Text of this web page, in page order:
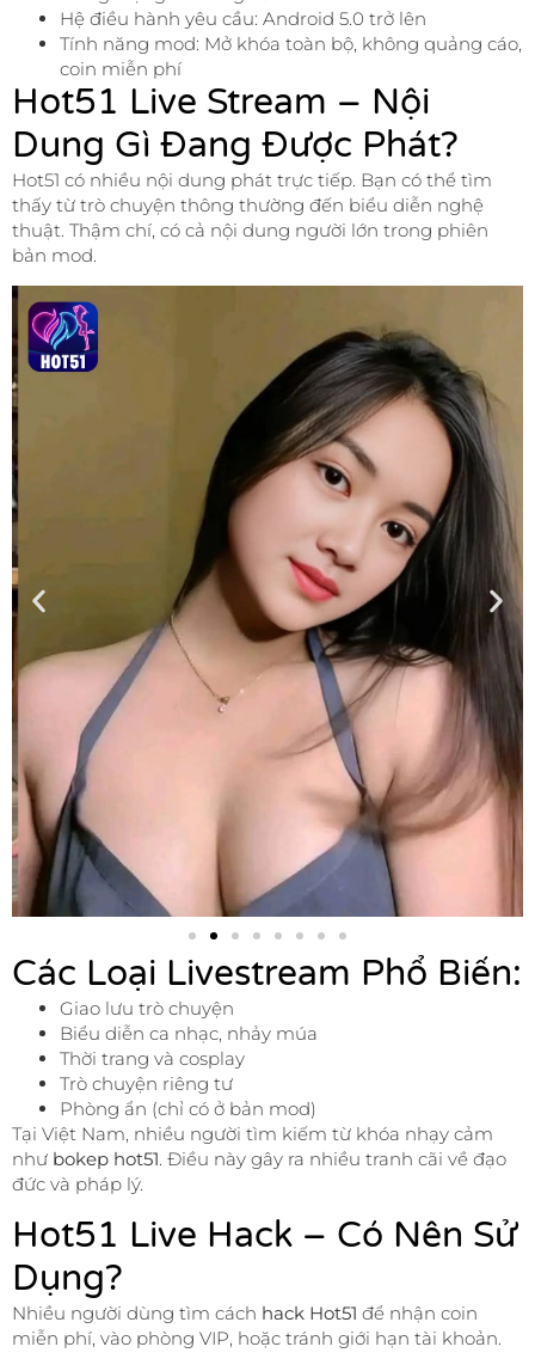
Hệ điều hành yêu cầu: Android 5.0 trở lên
Tính năng mod: Mở khóa toàn bộ, không quảng cáo,
coin miễn phí
Hot51 Live Stream – Nội
Dung Gì Đang Được Phát?
Hot51 có nhiều nội dung phát trực tiếp. Bạn có thể tìm
thấy từ trò chuyện thông thường đến biểu diễn nghệ
thuật. Thậm chí, có cả nội dung người lớn trong phiên
bản mod.
Các Loại Livestream Phổ Biến:
Giao lưu trò chuyện
Biểu diễn ca nhạc, nhảy múa
Thời trang và cosplay
Trò chuyện riêng tư
Phòng ẩn (chỉ có ở bản mod)
Tại Việt Nam, nhiều người tìm kiếm từ khóa nhạy cảm
như bokep hot51. Điều này gây ra nhiều tranh cãi về đạo
đức và pháp lý.
Hot51 Live Hack – Có Nên Sử
Dụng?
Nhiều người dùng tìm cách hack Hot51 để nhận coin
miễn phí, vào phòng VIP, hoặc tránh giới hạn tài khoản.